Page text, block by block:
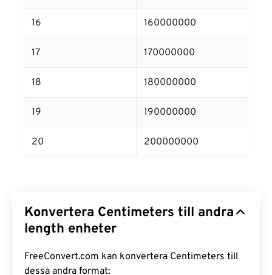
16 160000000
17 170000000
18 180000000
19 190000000
20 200000000
Konvertera Centimeters till andra
length enheter
FreeConvert.com kan konvertera Centimeters till
dessa andra format: